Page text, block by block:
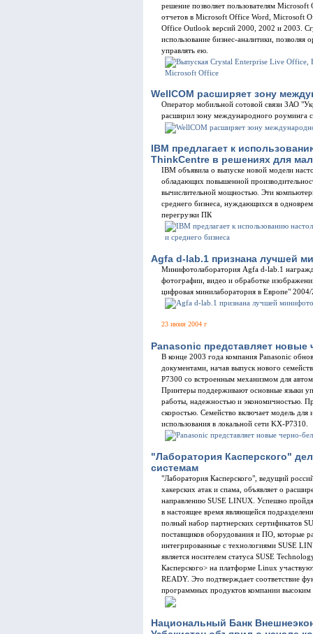
решение позволяет пользователям
отчетов в Microsoft Office Word, Microsoft
Office Outlook версий 2000, 2002 и 2003.
использование бизнес-аналитики,
управлять ею.
WellCOM расширяет зону
Оператор мобильной сотовой связи ЗАО
расширил зону международного роуминга
IBM предлагает к
ThinkCentre в решениях для
IBM объявила о выпуске новой модели
обладающих повышенной
вычислительной мощностью. Эти
среднего бизнеса, нуждающихся в
перегрузки ПК
Agfa d-lab.1 признана лучшей
Минифотолаборатория Agfa d-lab.1
фотографии, видео и обработке
цифровая минилаборатория в Европе"
23 июня 2004 г
Panasonic представляет
В конце 2003 года компания Panasonic
документами, начав выпуск нового
P7300 со встроенным механизмом для
Принтеры поддерживают основные языки
работы, надежностью и экономичностью.
скоростью. Семейство включает модель
использования в локальной сети KX-P7310.
"Лаборатория Касперского"
системам
"Лаборатория Касперского", ведущий
хакерских атак и спама, объявляет о
направлению SUSE LINUX. Успешно
в настоящее время являющейся
полный набор партнерских сертификатов
поставщиков оборудования и ПО, которые
интегрированные с технологиями SUSE
является носителем статуса SUSE
Касперского> на платформе Linux
READY. Это подтверждает соответствие
программных продуктов компании
Национальный Банк